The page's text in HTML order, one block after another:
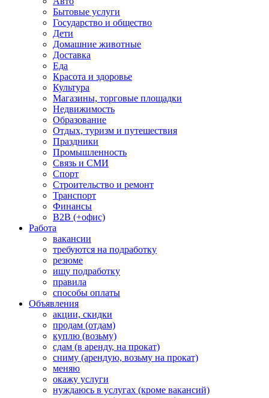
Бытовые услуги
Государство и общество
Дети
Домашние животные
Доставка
Еда
Красота и здоровье
Культура
Магазины, торговые площадки
Недвижимость
Образование
Отдых, туризм и путешествия
Праздники
Промышленность
Связь и СМИ
Спорт
Строительство и ремонт
Транспорт
Финансы
B2B (+офис)
Работа
вакансии
требуются на подработку
резюме
ищу подработку
правила
способы оплаты
Объявления
акции, скидки
продам (отдам)
куплю (возьму)
сдам (в аренду, на прокат)
сниму (арендую, возьму на прокат)
меняю
окажу услуги
нуждаюсь в услугах (кроме вакансий)